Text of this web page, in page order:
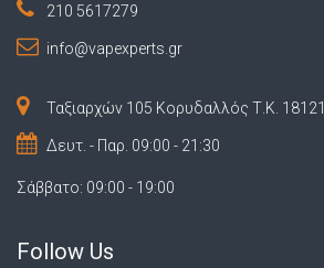
210 5617279
info@vapexperts.gr
Ταξιαρχών 105 Κορυδαλλός Τ.Κ. 18121
Δευτ. - Παρ. 09:00 - 21:30
Σάββατο: 09:00 - 19:00
Follow Us